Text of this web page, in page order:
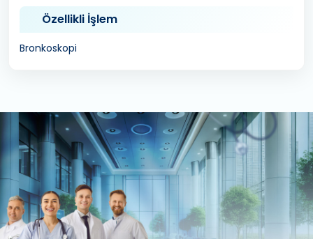
Özellikli İşlem
Bronkoskopi